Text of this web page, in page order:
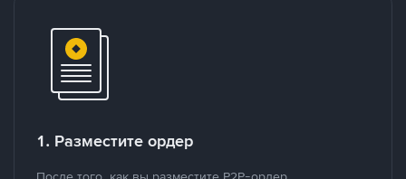
1. Разместите ордер